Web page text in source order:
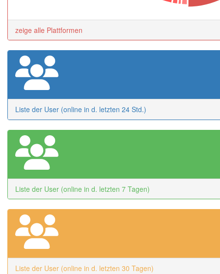
zeige alle Plattformen
Liste der User (online in d. letzten 24 Std.)
Liste der User (online in d. letzten 7 Tagen)
Liste der User (online in d. letzten 30 Tagen)